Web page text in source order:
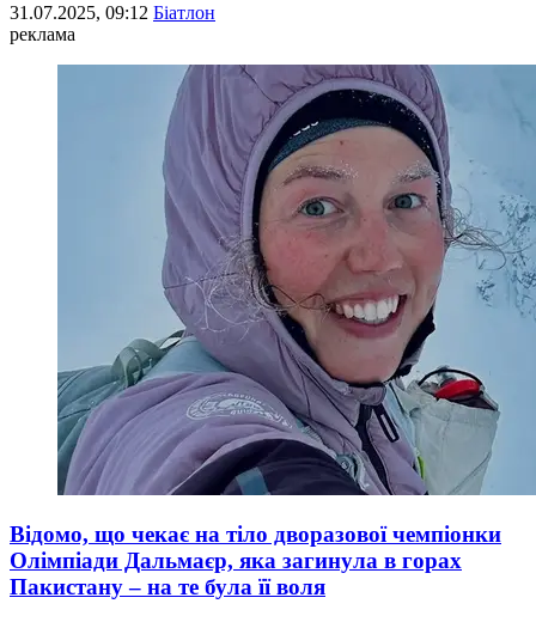
31.07.2025, 09:12 Біатлон
реклама
Відомо, що чекає на тіло дворазової чемпіонки
Олімпіади Дальмаєр, яка загинула в горах
Пакистану – на те була її воля